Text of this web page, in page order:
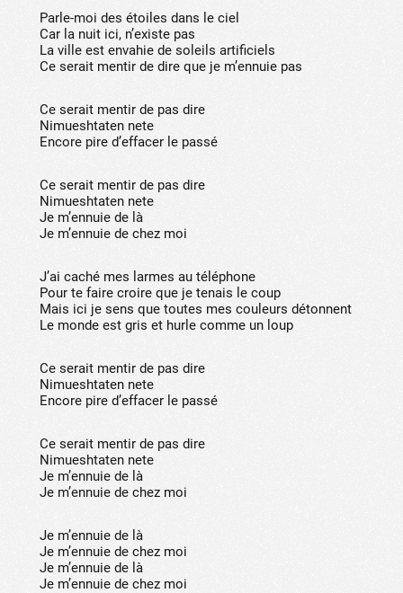
Parle-moi des étoiles dans le ciel
Car la nuit ici, n’existe pas
La ville est envahie de soleils artificiels
Ce serait mentir de dire que je m’ennuie pas
Ce serait mentir de pas dire
Nimueshtaten nete
Encore pire d’effacer le passé
Ce serait mentir de pas dire
Nimueshtaten nete
Je m’ennuie de là
Je m’ennuie de chez moi
J’ai caché mes larmes au téléphone
Pour te faire croire que je tenais le coup
Mais ici je sens que toutes mes couleurs détonnent
Le monde est gris et hurle comme un loup
Ce serait mentir de pas dire
Nimueshtaten nete
Encore pire d’effacer le passé
Ce serait mentir de pas dire
Nimueshtaten nete
Je m’ennuie de là
Je m’ennuie de chez moi
Je m’ennuie de là
Je m’ennuie de chez moi
Je m’ennuie de là
Je m’ennuie de chez moi